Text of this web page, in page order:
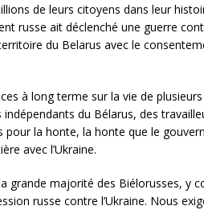
de leurs citoyens dans leur
russe ait déclenché une guerre
du Belarus avec le
à long terme sur la vie de
du Bélarus, des
la honte, la honte que le
avec l’Ukraine.
grande majorité des Biélorusses, y
russe contre l’Ukraine. Nous